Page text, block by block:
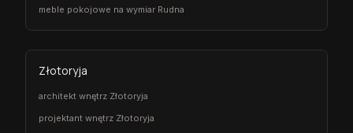
meble pokojowe na wymiar Rudna
Złotoryja
architekt wnętrz Złotoryja
projektant wnętrz Złotoryja